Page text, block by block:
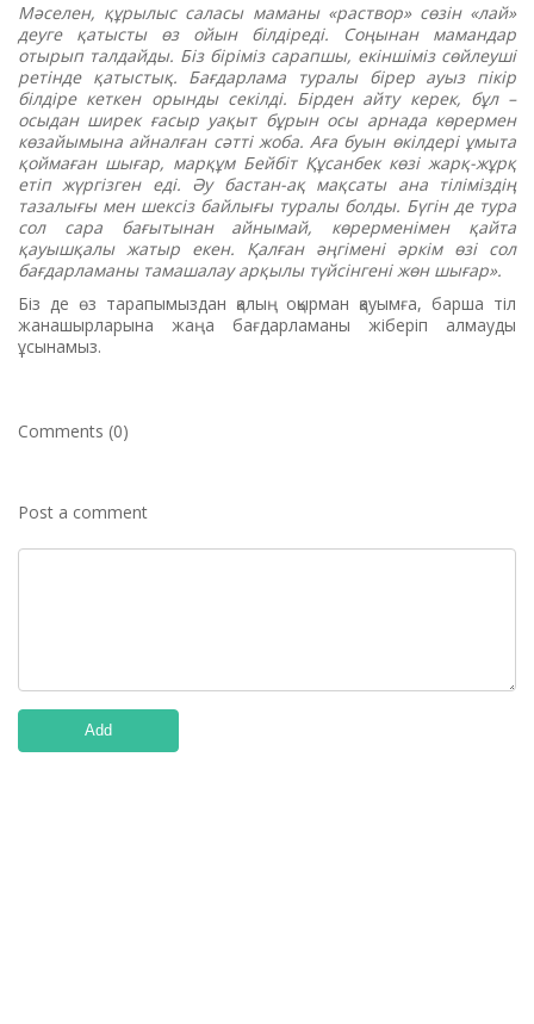
Мәселен, құрылыс саласы маманы «раствор» сөзін «лай»
деуге қатысты өз ойын білдіреді. Соңынан мамандар
отырып талдайды. Біз біріміз сарапшы, екіншіміз сөйлеуші
ретінде қатыстық. Бағдарлама туралы бірер ауыз пікір
білдіре кеткен орынды секілді. Бірден айту керек, бұл –
осыдан ширек ғасыр уақыт бұрын осы арнада көрермен
көзайымына айналған сәтті жоба. Аға буын өкілдері ұмыта
қоймаған шығар, марқұм Бейбіт Құсанбек көзі жарқ-жұрқ
етіп жүргізген еді. Әу бастан-ақ мақсаты ана тіліміздің
тазалығы мен шексіз байлығы туралы болды. Бүгін де тура
сол сара бағытынан айнымай, көрерменімен қайта
қауышқалы жатыр екен. Қалған әңгімені әркім өзі сол
бағдарламаны тамашалау арқылы түйсінгені жөн шығар».
Біз де өз тарапымыздан қалың оқырман қауымға, барша тіл
жанашырларына жаңа бағдарламаны жіберіп алмауды
ұсынамыз.
Comments (0)
Post a comment
Add